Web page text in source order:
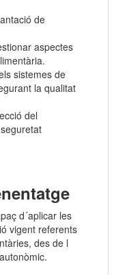
de
aspectes
sistemes de
la qualitat
del
d´aplicar les
vigent referents
des de l